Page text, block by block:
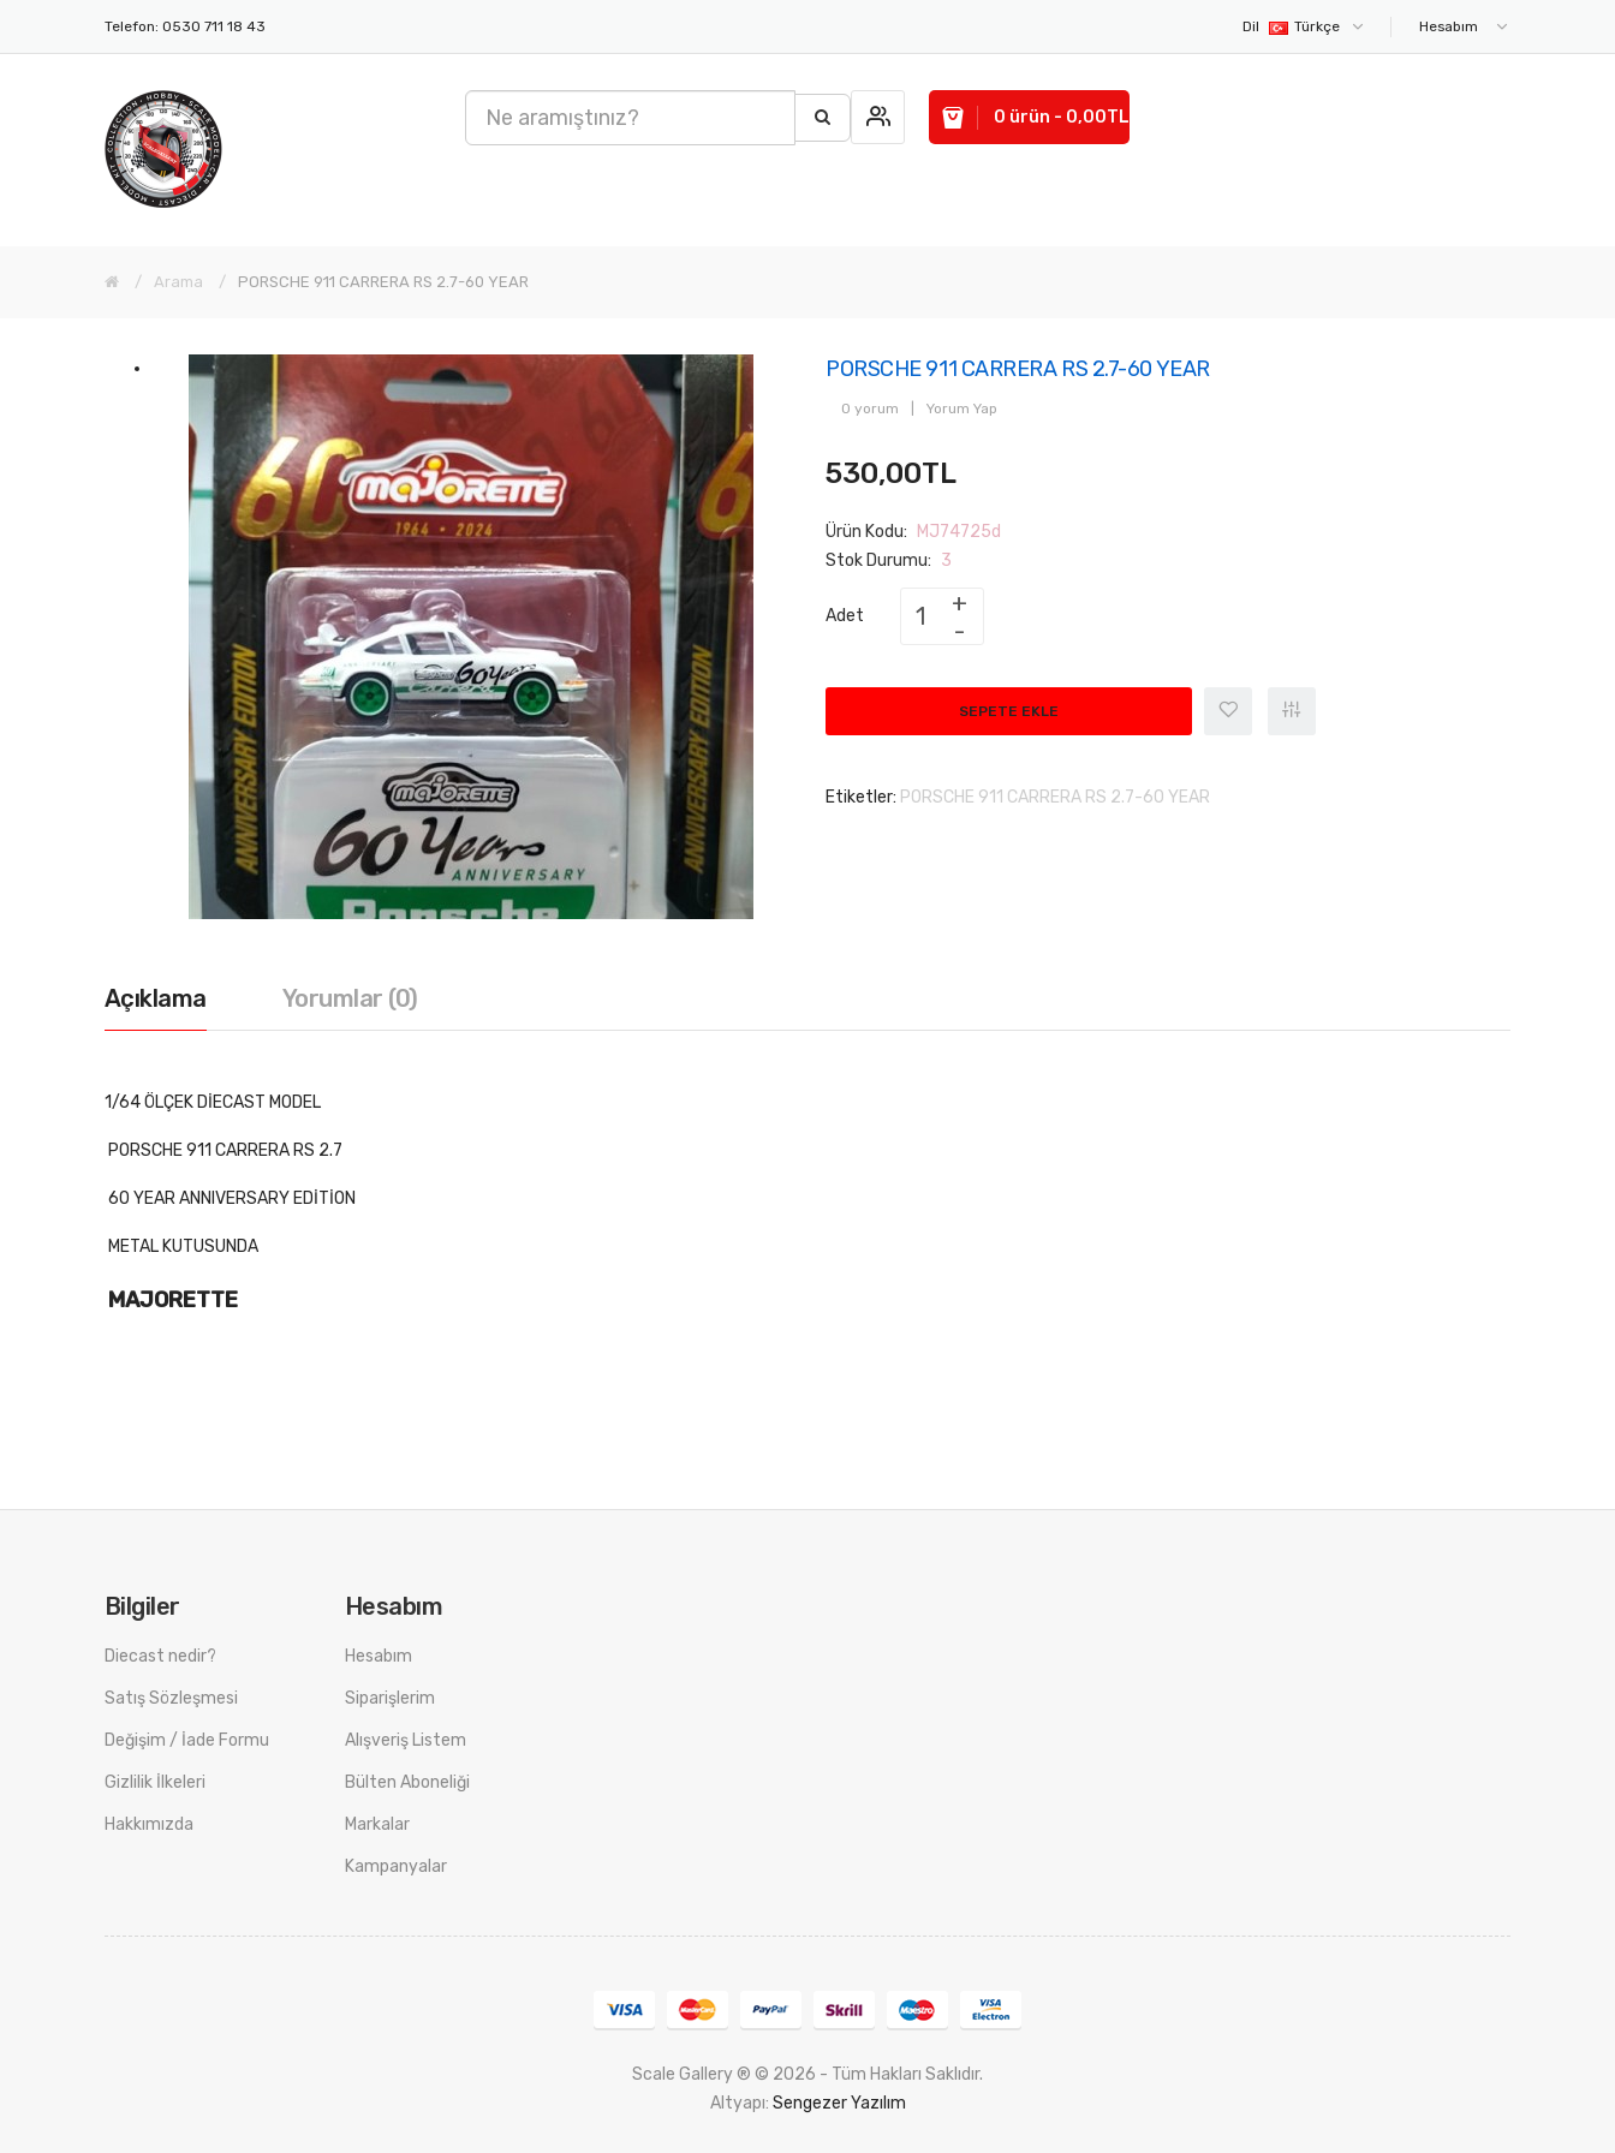
Telefon: 0530 711 18 43 Dil Türkçe Hesabım
0 ürün - 0,00TL
Arama PORSCHE 911 CARRERA RS 2.7-60 YEAR
PORSCHE 911 CARRERA RS 2.7-60 YEAR
0 yorum Yorum Yap
530,00TL
Ürün Kodu:
MJ74725d
Stok Durumu: 3
Adet
SEPETE EKLE
Etiketler: PORSCHE 911 CARRERA RS 2.7-60 YEAR
Açıklama Yorumlar (0)
1/64 ÖLÇEK DİECAST MODEL
PORSCHE 911 CARRERA RS 2.7
60 YEAR ANNIVERSARY EDİTİON
METAL KUTUSUNDA
MAJORETTE
Bilgiler
Diecast nedir?
Satış Sözleşmesi
Değişim / İade Formu
Gizlilik İlkeleri
Hakkımızda
Hesabım
Hesabım
Siparişlerim
Alışveriş Listem
Bülten Aboneliği
Markalar
Kampanyalar
Scale Gallery ® © 2026 - Tüm Hakları Saklıdır.
Altyapı: Sengezer Yazılım